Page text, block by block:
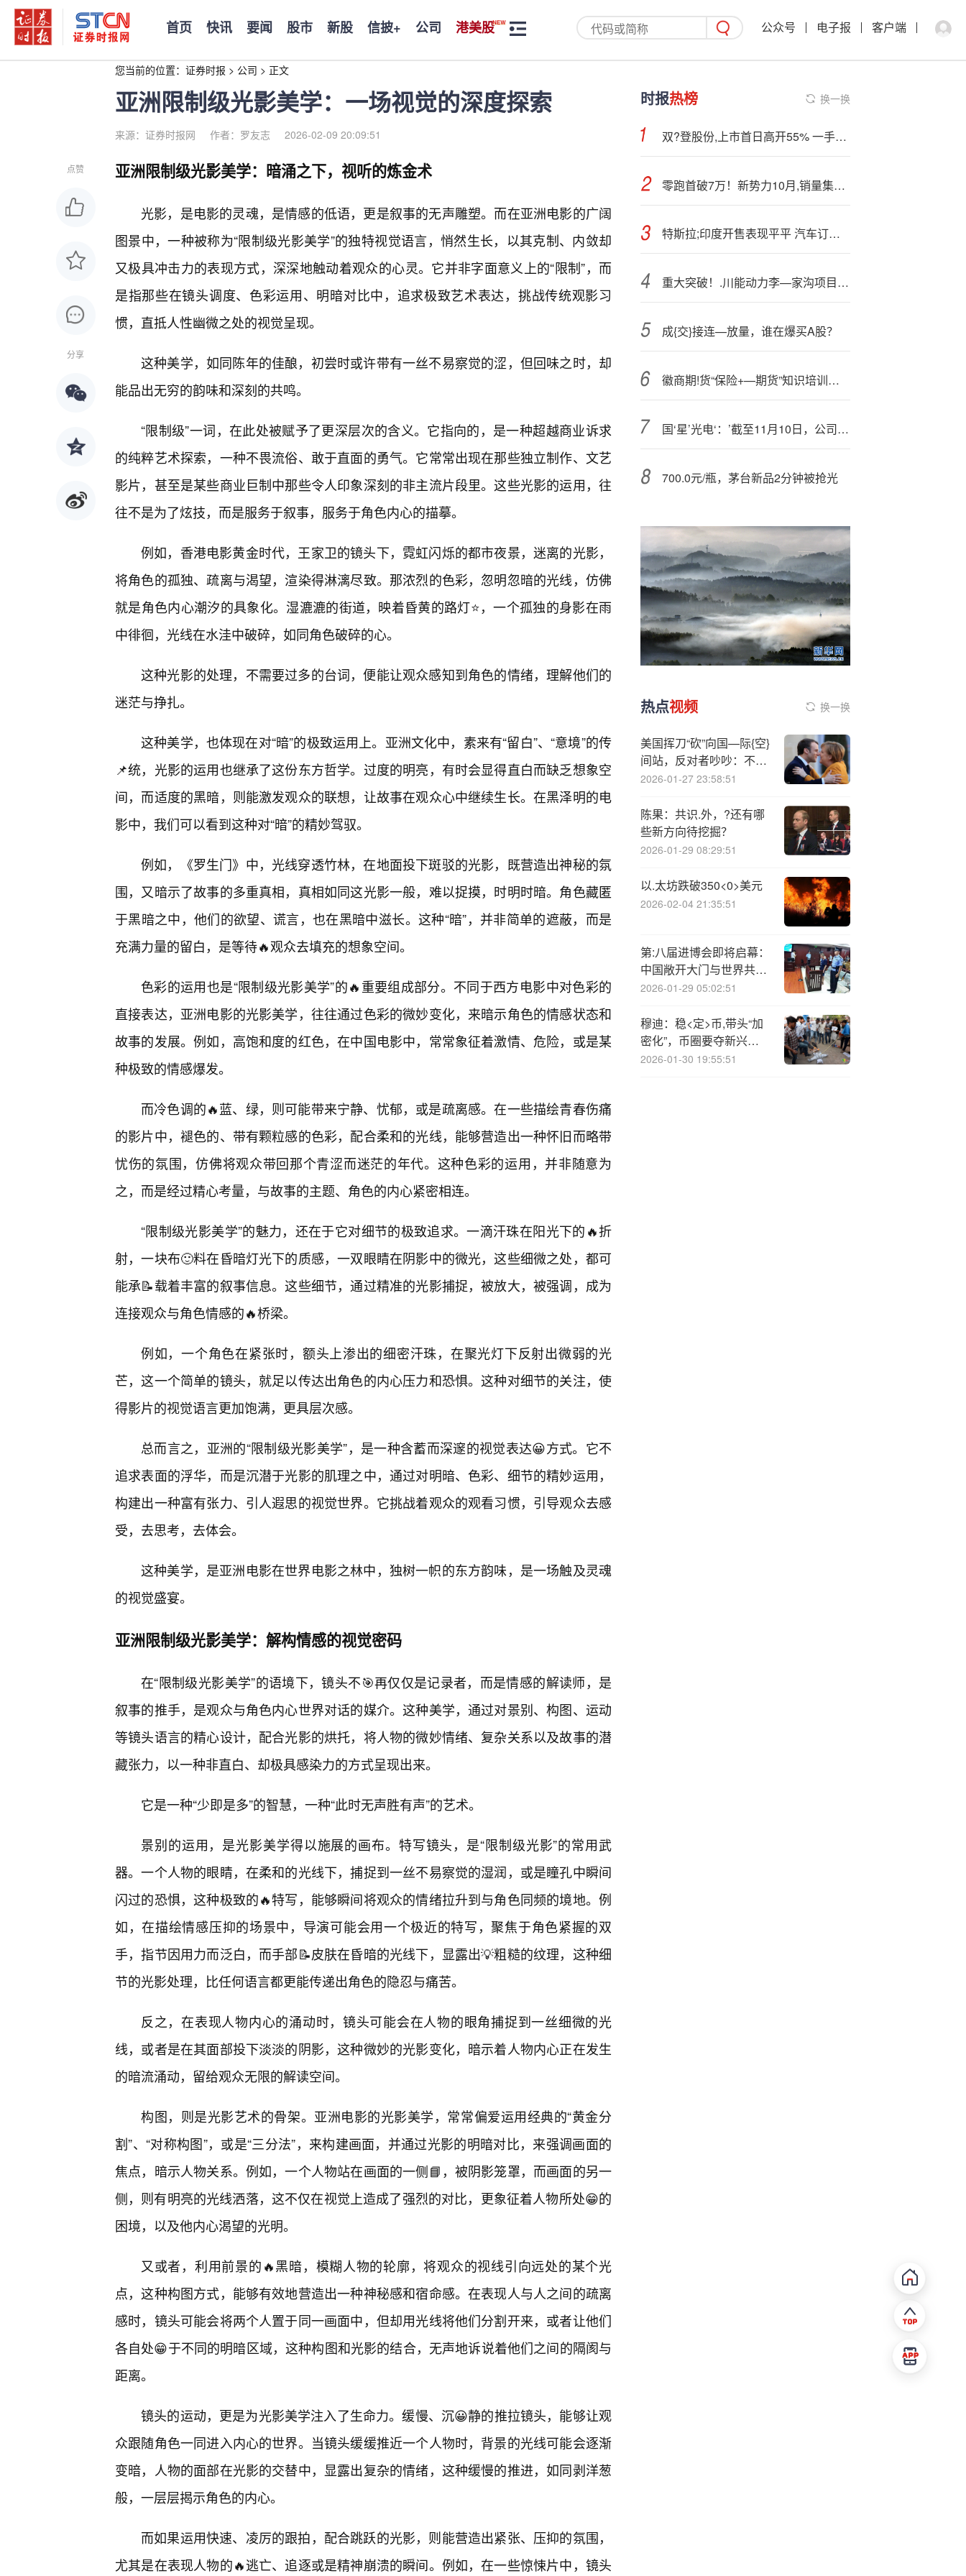
首页 快讯 要闻 股市 新股 信披+ 公司 港美股 公众号 电子报 客户端
您当前的位置： 证券时报 > 公司 > 正文
亚洲限制级光影美学：一场视觉的深度探索
来源：证券时报网 作者：罗友志 2026-02-09 20:09:51
点赞
分享
亚洲限制级光影美学：暗涌之下，视听的炼金术
光影，是电影的灵魂，是情感的低语，更是叙事的无声雕塑。而在亚洲电影的广阔
图景中，一种被称为“限制级光影美学”的独特视觉语言，悄然生长，以其克制、内敛却
又极具冲击力的表现方式，深深地触动着观众的心灵。它并非字面意义上的“限制”，而
是指那些在镜头调度、色彩运用、明暗对比中，追求极致艺术表达，挑战传统观影习
惯，直抵人性幽微之处的视觉呈现。
这种美学，如同陈年的佳酿，初尝时或许带有一丝不易察觉的涩，但回味之时，却
能品出无穷的韵味和深刻的共鸣。
“限制级”一词，在此处被赋予了更深层次的含义。它指向的，是一种超越商业诉求
的纯粹艺术探索，一种不畏流俗、敢于直面的勇气。它常常出现在那些独立制作、文艺
影片，甚至是某些商业巨制中那些令人印象深刻的非主流片段里。这些光影的运用，往
往不是为了炫技，而是服务于叙事，服务于角色内心的描摹。
例如，香港电影黄金时代，王家卫的镜头下，霓虹闪烁的都市夜景，迷离的光影，
将角色的孤独、疏离与渴望，渲染得淋漓尽致。那浓烈的色彩，忽明忽暗的光线，仿佛
就是角色内心潮汐的具象化。湿漉漉的街道，映着昏黄的路灯⭐，一个孤独的身影在雨
中徘徊，光线在水洼中破碎，如同角色破碎的心。
这种光影的处理，不需要过多的台词，便能让观众感知到角色的情绪，理解他们的
迷茫与挣扎。
这种美学，也体现在对“暗”的极致运用上。亚洲文化中，素来有“留白”、“意境”的传
📌统，光影的运用也继承了这份东方哲学。过度的明亮，有时会显得直白而缺乏想象空
间，而适度的黑暗，则能激发观众的联想，让故事在观众心中继续生长。在黑泽明的电
影中，我们可以看到这种对“暗”的精妙驾驭。
例如，《罗生门》中，光线穿透竹林，在地面投下斑驳的光影，既营造出神秘的氛
围，又暗示了故事的多重真相，真相如同这光影一般，难以捉摸，时明时暗。角色藏匿
于黑暗之中，他们的欲望、谎言，也在黑暗中滋长。这种“暗”，并非简单的遮蔽，而是
充满力量的留白，是等待🔥观众去填充的想象空间。
色彩的运用也是“限制级光影美学”的🔥重要组成部分。不同于西方电影中对色彩的
直接表达，亚洲电影的光影美学，往往通过色彩的微妙变化，来暗示角色的情感状态和
故事的发展。例如，高饱和度的红色，在中国电影中，常常象征着激情、危险，或是某
种极致的情感爆发。
而冷色调的🔥蓝、绿，则可能带来宁静、忧郁，或是疏离感。在一些描绘青春伤痛
的影片中，褪色的、带有颗粒感的色彩，配合柔和的光线，能够营造出一种怀旧而略带
忧伤的氛围，仿佛将观众带回那个青涩而迷茫的年代。这种色彩的运用，并非随意为
之，而是经过精心考量，与故事的主题、角色的内心紧密相连。
“限制级光影美学”的魅力，还在于它对细节的极致追求。一滴汗珠在阳光下的🔥折
射，一块布🙂料在昏暗灯光下的质感，一双眼睛在阴影中的微光，这些细微之处，都可
能承📝载着丰富的叙事信息。这些细节，通过精准的光影捕捉，被放大，被强调，成为
连接观众与角色情感的🔥桥梁。
例如，一个角色在紧张时，额头上渗出的细密汗珠，在聚光灯下反射出微弱的光
芒，这一个简单的镜头，就足以传达出角色的内心压力和恐惧。这种对细节的关注，使
得影片的视觉语言更加饱满，更具层次感。
总而言之，亚洲的“限制级光影美学”，是一种含蓄而深邃的视觉表达😀方式。它不
追求表面的浮华，而是沉潜于光影的肌理之中，通过对明暗、色彩、细节的精妙运用，
构建出一种富有张力、引人遐思的视觉世界。它挑战着观众的观看习惯，引导观众去感
受，去思考，去体会。
这种美学，是亚洲电影在世界电影之林中，独树一帜的东方韵味，是一场触及灵魂
的视觉盛宴。
亚洲限制级光影美学：解构情感的视觉密码
在“限制级光影美学”的语境下，镜头不🎯再仅仅是记录者，而是情感的解读师，是
叙事的推手，是观众与角色内心世界对话的媒介。这种美学，通过对景别、构图、运动
等镜头语言的精心设计，配合光影的烘托，将人物的微妙情绪、复杂关系以及故事的潜
藏张力，以一种非直白、却极具感染力的方式呈现出来。
它是一种“少即是多”的智慧，一种“此时无声胜有声”的艺术。
景别的运用，是光影美学得以施展的画布。特写镜头，是“限制级光影”的常用武
器。一个人物的眼睛，在柔和的光线下，捕捉到一丝不易察觉的湿润，或是瞳孔中瞬间
闪过的恐惧，这种极致的🔥特写，能够瞬间将观众的情绪拉升到与角色同频的境地。例
如，在描绘情感压抑的场景中，导演可能会用一个极近的特写，聚焦于角色紧握的双
手，指节因用力而泛白，而手部📝皮肤在昏暗的光线下，显露出💡粗糙的纹理，这种细
节的光影处理，比任何语言都更能传递出角色的隐忍与痛苦。
反之，在表现人物内心的涌动时，镜头可能会在人物的眼角捕捉到一丝细微的光
线，或者是在其面部投下淡淡的阴影，这种微妙的光影变化，暗示着人物内心正在发生
的暗流涌动，留给观众无限的解读空间。
构图，则是光影艺术的骨架。亚洲电影的光影美学，常常偏爱运用经典的“黄金分
割”、“对称构图”，或是“三分法”，来构建画面，并通过光影的明暗对比，来强调画面的
焦点，暗示人物关系。例如，一个人物站在画面的一侧📘，被阴影笼罩，而画面的另一
侧，则有明亮的光线洒落，这不仅在视觉上造成了强烈的对比，更象征着人物所处😁的
困境，以及他内心渴望的光明。
又或者，利用前景的🔥黑暗，模糊人物的轮廓，将观众的视线引向远处的某个光
点，这种构图方式，能够有效地营造出一种神秘感和宿命感。在表现人与人之间的疏离
感时，镜头可能会将两个人置于同一画面中，但却用光线将他们分割开来，或者让他们
各自处😁于不同的明暗区域，这种构图和光影的结合，无声地诉说着他们之间的隔阂与
距离。
镜头的运动，更是为光影美学注入了生命力。缓慢、沉😀静的推拉镜头，能够让观
众跟随角色一同进入内心的世界。当镜头缓缓推近一个人物时，背景的光线可能会逐渐
变暗，人物的面部在光影的交替中，显露出复杂的情绪，这种缓慢的推进，如同剥洋葱
般，一层层揭示角色的内心。
而如果运用快速、凌厉的跟拍，配合跳跃的光影，则能营造出紧张、压抑的氛围，
尤其是在表现人物的🔥逃亡、追逐或是精神崩溃的瞬间。例如，在一些惊悚片中，镜头
时报热榜 换一换
双?登股份,上市首日高开55% 一手赚近4000港元
零跑首破7万！新势力10月,销量集体—“狂飙”
特斯拉;印度开售表现平平 汽车订单量远低于目标
重大突破！.川能动力李—家沟项目取得重大进展 达产景气度打开成长新空间
成{交}接连—放量，谁在爆买A股？
徽商期!货“保险+—期货”知识培训走进沙子镇桃源村 助力乡村产业发展
国‘星’光电‘：’截至11月10日，公司股东户数为67818户
700.0元/瓶，茅台新品2分钟被抢光
热点视频 换一换
美国挥刀“砍”向国—际{空}
间站，反对者吵吵：不能
把近地轨道让给中俄
2026-01-27 23:58:51
陈果：共识.外，?还有哪
些新方向待挖掘？
2026-01-29 08:29:51
以.太坊跌破350<0>美元
2026-02-04 21:35:51
第:八届进博会即将启幕：
中国敞开大门与世界共享
机遇
2026-01-29 05:02:51
穆迪：稳<定>币,带头“加
密化”，币圈要夺新兴市
场的“货币主权”
2026-01-30 19:55:51